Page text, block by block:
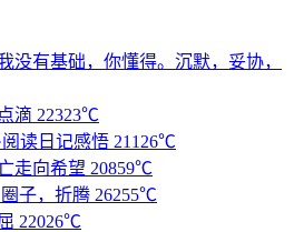
没有基础，你懂得。沉默，妥协，
滴 22323℃
读日记感悟 21126℃
走向希望 20859℃
子，折腾 26255℃
22026℃